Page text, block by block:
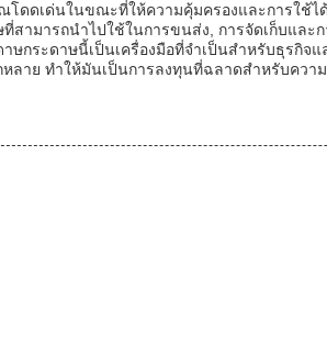
ดดเด่นในขณะที่ให้ความคุ้มครองและการใช้ไ
สามารถนําไปใช้ในการขนส่ง, การจัดเก็บแล
กระดาษนี้เป็นเครื่องมือที่จําเป็นสําหรับธุรกิจ
ลาย ทําให้มันเป็นการลงทุนที่ฉลาดสําหรับคว